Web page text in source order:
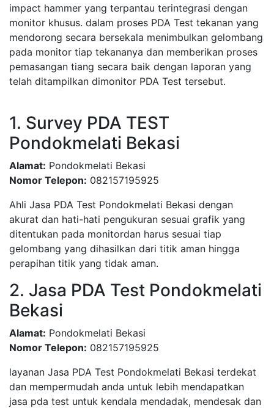
impact hammer yang terpantau terintegrasi dengan
monitor khusus. dalam proses PDA Test tekanan yang
mendorong secara bersekala menimbulkan gelombang
pada monitor tiap tekananya dan memberikan proses
pemasangan tiang secara baik dengan laporan yang
telah ditampilkan dimonitor PDA Test tersebut.
1. Survey PDA TEST
Pondokmelati Bekasi
Alamat: Pondokmelati Bekasi
Nomor Telepon: 082157195925
Ahli Jasa PDA Test Pondokmelati Bekasi dengan
akurat dan hati-hati pengukuran sesuai grafik yang
ditentukan pada monitordan harus sesuai tiap
gelombang yang dihasilkan dari titik aman hingga
perapihan titik yang tidak aman.
2. Jasa PDA Test Pondokmelati
Bekasi
Alamat: Pondokmelati Bekasi
Nomor Telepon: 082157195925
layanan Jasa PDA Test Pondokmelati Bekasi terdekat
dan mempermudah anda untuk lebih mendapatkan
jasa pda test untuk kendala mendadak, mendesak dan